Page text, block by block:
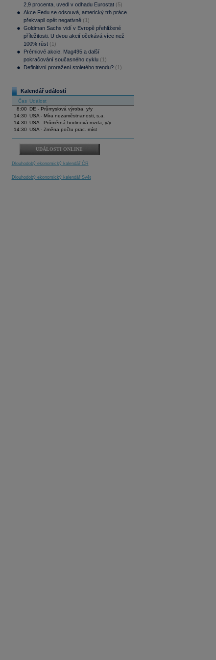
2,9 procenta, uvedl v odhadu Eurostat (5)
Akce Fedu se odsouvá, americký trh práce
překvapil opět negativně (1)
Goldman Sachs vidí v Evropě přehlížené
příležitosti. U dvou akcií očekává více než
100% růst (1)
Prémiové akcie, Mag495 a další
pokračování současného cyklu (1)
Definitivní proražení stoletého trendu? (1)
Kalendář událostí
Čas Událost
8:00
DE - Průmyslová výroba, y/y
14:30 USA - Míra nezaměstnanosti, s.a.
14:30 USA - Průměrná hodinová mzda, y/y
14:30 USA - Změna počtu prac. míst
UDÁLOSTI ONLINE
Dlouhodobý ekonomický kalendář ČR
Dlouhodobý ekonomický kalendář Svět